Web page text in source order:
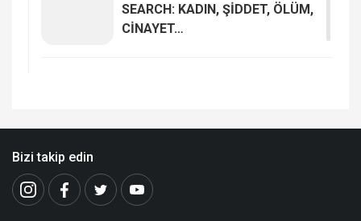
SEARCH: KADIN, ŞİDDET, ÖLÜM,
CİNAYET…
Bizi takip edin